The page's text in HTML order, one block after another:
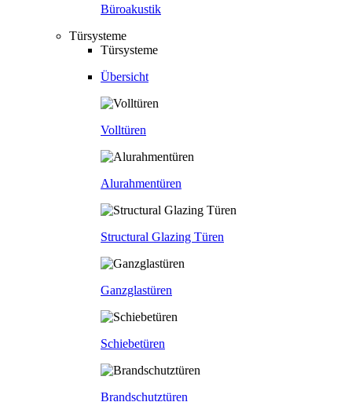
Büroakustik
Türsysteme
Türsysteme
Übersicht
Volltüren
Alurahmentüren
Structural Glazing Türen
Ganzglastüren
Schiebetüren
Brandschutztüren